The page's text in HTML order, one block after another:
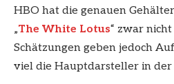
HBO hat die genauen
„The White Lotus“ zwar
Schätzungen geben jedoch
viel die Hauptdarsteller in der